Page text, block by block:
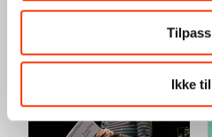
Tilpass
Ikke
SE